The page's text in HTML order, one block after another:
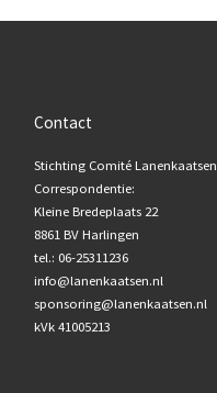
Contact
Stichting Comité Lanenkaatsen
Correspondentie:
Kleine Bredeplaats 22
8861 BV Harlingen
tel.: 06-25311236
info@lanenkaatsen.nl
sponsoring@lanenkaatsen.nl
kVk 41005213